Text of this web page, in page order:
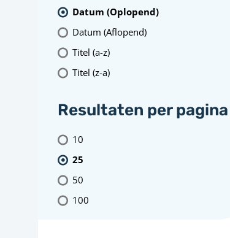
Datum (Oplopend)
Datum (Aflopend)
Titel (a-z)
Titel (z-a)
Resultaten per pagina
10
25
50
100